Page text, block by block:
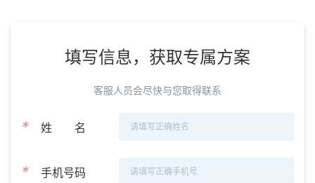
填写信息，获取专属方案
客服人员会尽快与您取得联系
* 姓 名
* 手机号码